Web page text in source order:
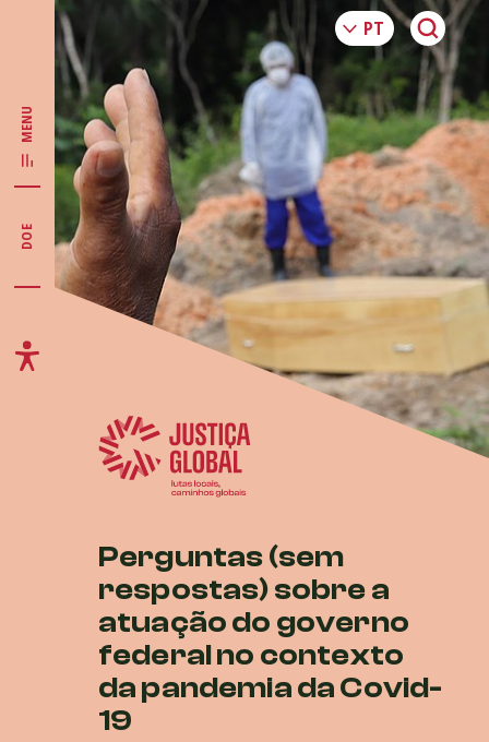
MENU
DOE
Perguntas (sem
respostas) sobre a
atuação do governo
federal no contexto
da pandemia da Covid-
19